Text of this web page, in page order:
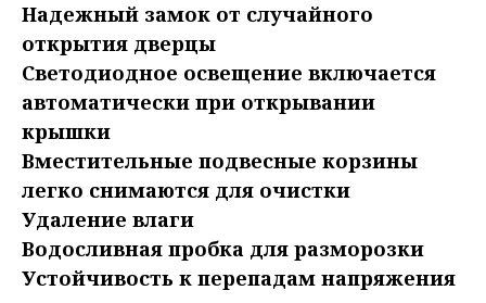
Надежный замок от случайного
открытия дверцы
Светодиодное освещение включается
автоматически при открывании
крышки
Вместительные подвесные корзины
легко снимаются для очистки
Удаление влаги
Водосливная пробка для разморозки
Устойчивость к перепадам напряжения